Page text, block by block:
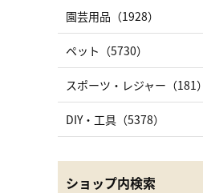
園芸用品（1928）
ペット（5730）
スポーツ・レジャー（181）
DIY・工具（5378）
ショップ内検索